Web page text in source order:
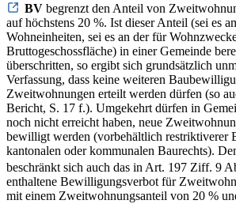
BV begrenzt den Anteil von
auf höchstens 20 %. Ist dieser Anteil (sei es
Wohneinheiten, sei es an der für
Bruttogeschossfläche) in einer Gemeinde
überschritten, so ergibt sich grundsätzlich
Verfassung, dass keine weiteren
Zweitwohnungen erteilt werden dürfen (so
Bericht, S. 17 f.). Umgekehrt dürfen in
noch nicht erreicht haben, neue
bewilligt werden (vorbehältlich restriktiverer
kantonalen oder kommunalen Baurechts).
beschränkt sich auch das in Art. 197 Ziff. 9
enthaltene Bewilligungsverbot für
mit einem Zweitwohnungsanteil von 20 %